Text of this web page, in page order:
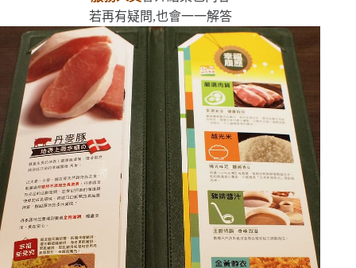
若再有疑問,也會一一解答